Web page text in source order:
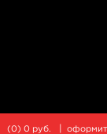
(0) 0 руб.